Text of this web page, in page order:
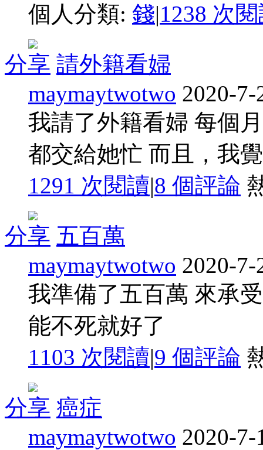
個人分類: 錢|1238 次
分享 請外籍看婦
maymaytwotwo 2020-7-
我請了外籍看婦 每個
都交給她忙 而且，我
1291 次閱讀|8 個評論
分享 五百萬
maymaytwotwo 2020-7-
我準備了五百萬 來承
能不死就好了
1103 次閱讀|9 個評論
分享 癌症
maymaytwotwo 2020-7-